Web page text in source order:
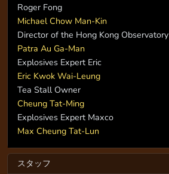
Roger Fong
Michael Chow Man-Kin
Director of the Hong Kong Observatory
Patra Au Ga-Man
Explosives Expert Eric
Eric Kwok Wai-Leung
Tea Stall Owner
Cheung Tat-Ming
Explosives Expert Maxco
Max Cheung Tat-Lun
スタッフ